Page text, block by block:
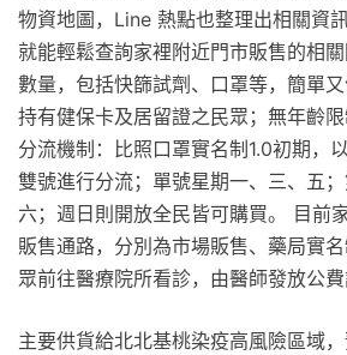
物資地圖，Line 熱點也整理出相關資
就能輕鬆查詢家裡附近門市販售的相關
數量，包括快篩試劑、口罩等，簡單又
持有健保卡及居留證之民眾；無年齡限
分流機制：比照口罩實名制1.0初期，
雙號進行分流；單號星期一、三、五；
六；週日則開放全民皆可購買。 目前
販售通路，分別為市場販售、藥局實
眾前往醫療院所看診，由醫師發放公費
主要供貨給北北基桃染疫高風險區域